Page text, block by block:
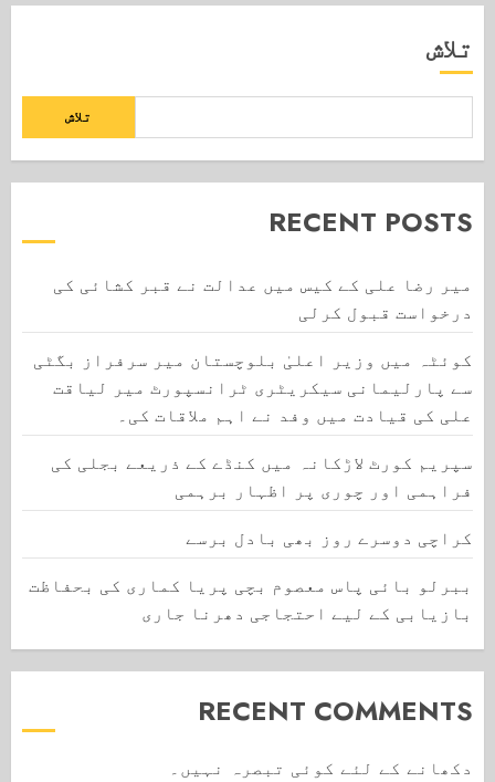
تلاش
تلاش
RECENT POSTS
میر رضا علی کے کیس میں عدالت نے قبر کشائی کی
درخواست قبول کرلی
کوئٹہ میں وزیر اعلیٰ بلوچستان میر سرفراز بگٹی
سے پارلیمانی سیکریٹری ٹرانسپورٹ میر لیاقت
علی کی قیادت میں وفد نے اہم ملاقات کی۔
سپریم کورٹ لاڑکانہ میں کنڈے کے ذریعے بجلی کی
فراہمی اور چوری پر اظہار برہمی
کراچی دوسرے روز بھی بادل برسے
ببرلو بائی پاس معصوم بچی پریا کماری کی بحفاظت
بازیابی کے لیے احتجاجی دھرنا جاری
RECENT COMMENTS
دکھانے کے لئے کوئی تبصرہ نہیں۔